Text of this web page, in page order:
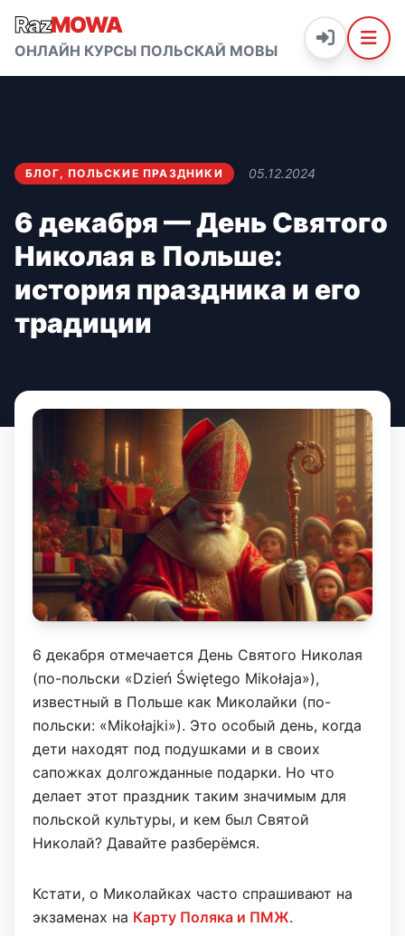
RazMOWA
ОНЛАЙН КУРСЫ ПОЛЬСКАЙ МОВЫ
БЛОГ, ПОЛЬСКИЕ ПРАЗДНИКИ 05.12.2024
6 декабря — День Святого
Николая в Польше:
история праздника и его
традиции
6 декабря отмечается День Святого Николая
(по-польски «Dzień Świętego Mikołaja»),
известный в Польше как Миколайки (по-
польски: «Mikołajki»). Это особый день, когда
дети находят под подушками и в своих
сапожках долгожданные подарки. Но что
делает этот праздник таким значимым для
польской культуры, и кем был Святой
Николай? Давайте разберёмся.
Кстати, о Миколайках часто спрашивают на
экзаменах на Карту Поляка и ПМЖ.